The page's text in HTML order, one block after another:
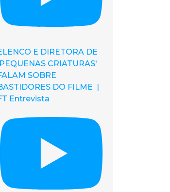
E DIRETORA DE
CRIATURAS'
SOBRE
DO FILME |
Entrevista